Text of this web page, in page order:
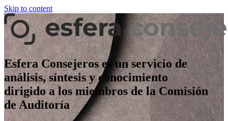
Skip to content
Esfera Consejeros es un servicio de
análisis, síntesis y conocimiento
dirigido a los miembros de la Comisión
de Auditoría